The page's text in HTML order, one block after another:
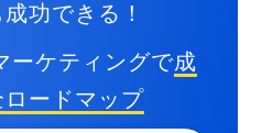
功できる！
ーケティングで成
ロードマップ